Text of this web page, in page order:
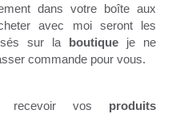
dans votre boîte aux
avec moi seront les
sur la boutique je ne
commande pour vous.
recevoir vos produits